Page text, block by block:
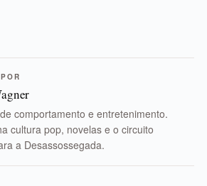
comportamento e entretenimento.
cultura pop, novelas e o circuito
a Desassossegada.